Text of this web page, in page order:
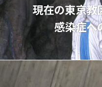
現在の東京教
感染症へ